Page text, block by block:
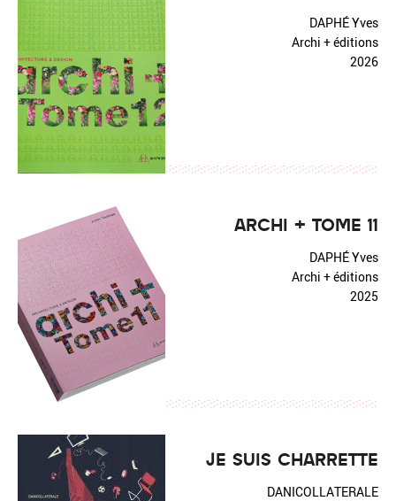
DAPHÉ Yves
Archi + éditions
2026
ARCHI + TOME 11
DAPHÉ Yves
Archi + éditions
2025
JE SUIS CHARRETTE
DANICOLLATERALE